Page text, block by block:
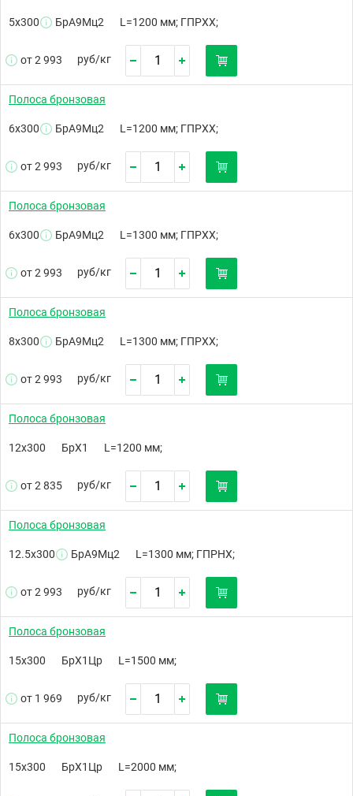
5х300 БрА9Мц2 L=1200 мм; ГПРХХ;
от 2 993 руб/кг
Полоса бронзовая
6х300 БрА9Мц2 L=1200 мм; ГПРХХ;
от 2 993 руб/кг
Полоса бронзовая
6х300 БрА9Мц2 L=1300 мм; ГПРХХ;
от 2 993 руб/кг
Полоса бронзовая
8х300 БрА9Мц2 L=1300 мм; ГПРХХ;
от 2 993 руб/кг
Полоса бронзовая
12х300 БрХ1 L=1200 мм;
от 2 835 руб/кг
Полоса бронзовая
12.5х300 БрА9Мц2 L=1300 мм; ГПРНХ;
от 2 993 руб/кг
Полоса бронзовая
15х300 БрХ1Цр L=1500 мм;
от 1 969 руб/кг
Полоса бронзовая
15х300 БрХ1Цр L=2000 мм;